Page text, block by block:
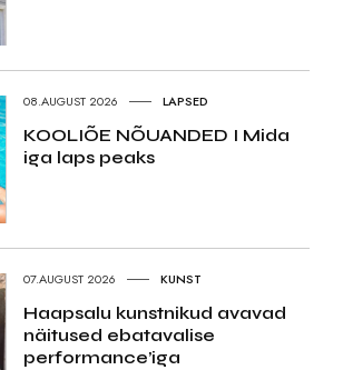
08.AUGUST 2026 LAPSED
KOOLIÕE NÕUANDED I Mida
iga laps peaks
07.AUGUST 2026 KUNST
Haapsalu kunstnikud avavad
näitused ebatavalise
performance’iga